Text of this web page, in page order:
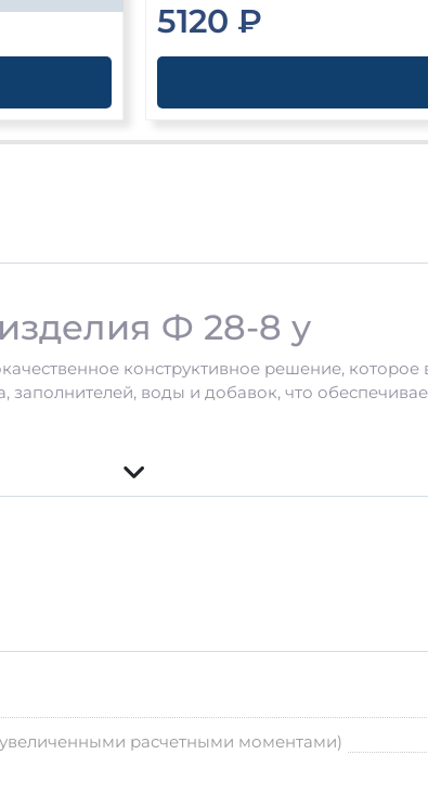
5120 ₽
Ф 28-8 у
конструктивное решение, которое
заполнителей, воды и добавок, что
среды.
расчетными моментами)